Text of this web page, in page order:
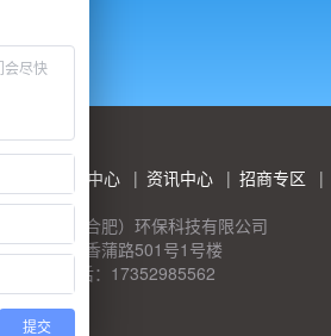
视频中心 资讯中心 招商专区
能高美（合肥）环保科技有限公司
市高新区香蒲路501号1号楼
售后：17352985562
号-1
提交